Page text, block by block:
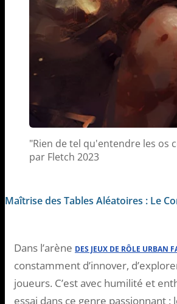
"Rien de tel qu'entendre les os
par Fletch 2023
Maîtrise des Tables Aléatoires : Le
Dans l’arène DES JEUX DE RÔLE URBAN
constamment d’innover,
joueurs. C’est avec humilité et
essai dans ce genre passionnant :